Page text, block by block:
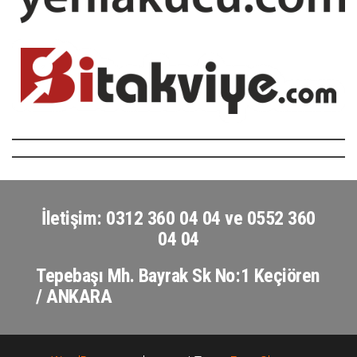
İletişim: 0312 360 04 04 ve 0552 360
04 04
Tepebaşı Mh. Bayrak Sk No:1 Keçiören
/ ANKARA